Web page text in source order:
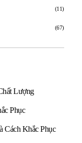
(11)
(67)
Lượng
Phục
Cách Khắc Phục